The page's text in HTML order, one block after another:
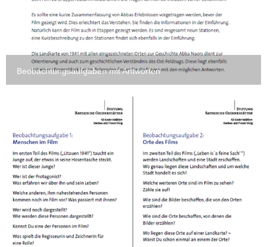
Beobachtungsaufgaben mit Antworten